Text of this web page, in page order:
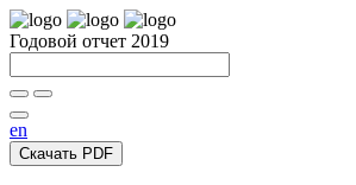
Годовой отчет 2019
en
Скачать PDF